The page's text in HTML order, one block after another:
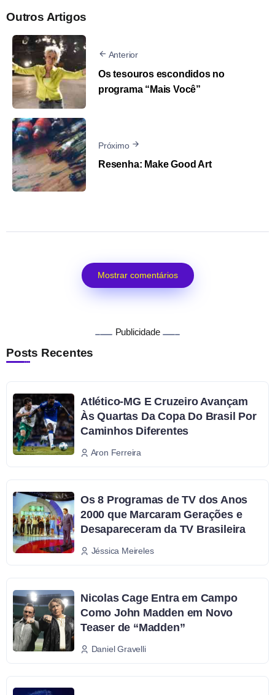
Outros Artigos
Anterior
Os tesouros escondidos no
programa “Mais Você”
Próximo
Resenha: Make Good Art
Mostrar comentários
Publicidade
Posts Recentes
Atlético-MG E Cruzeiro Avançam
Às Quartas Da Copa Do Brasil Por
Caminhos Diferentes
Aron Ferreira
Os 8 Programas de TV dos Anos
2000 que Marcaram Gerações e
Desapareceram da TV Brasileira
Jéssica Meireles
Nicolas Cage Entra em Campo
Como John Madden em Novo
Teaser de “Madden”
Daniel Gravelli